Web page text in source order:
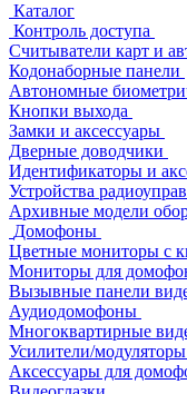
Каталог
Контроль доступа
Считыватели карт и
Кодонаборные панели
Автономные
Кнопки выхода
Замки и аксессуары
Дверные доводчики
Идентификаторы и
Устройства
Архивные модели
Домофоны
Цветные мониторы с
Мониторы для
Вызывные панели
Аудиодомофоны
Многоквартирные
Усилители/модуляторы
Аксессуары для